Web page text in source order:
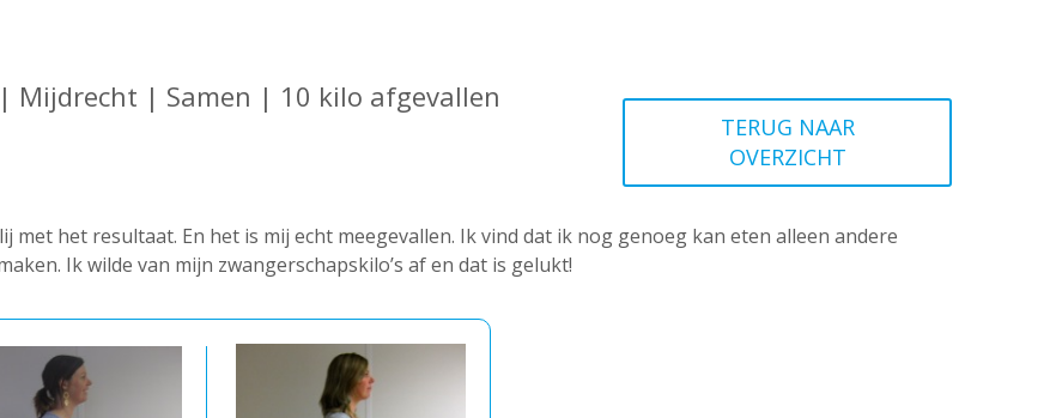
Mijdrecht | Samen | 10 kilo afgevallen
TERUG NAAR
OVERZICHT
met het resultaat. En het is mij echt meegevallen. Ik vind dat ik nog genoeg kan eten alleen andere
Ik wilde van mijn zwangerschapskilo’s af en dat is gelukt!